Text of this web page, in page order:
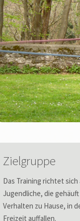
Zielgruppe
Das Training richtet sich
Jugendliche, die
Verhalten zu Hause, in
Freizeit auffallen.